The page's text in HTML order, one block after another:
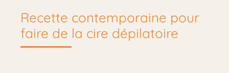
Recette contemporaine pour
faire de la cire dépilatoire